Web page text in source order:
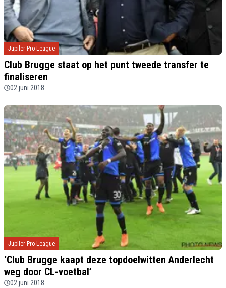
Jupiler Pro League
Club Brugge staat op het punt tweede transfer te
finaliseren
02 juni 2018
Jupiler Pro League
‘Club Brugge kaapt deze topdoelwitten Anderlecht
weg door CL-voetbal’
02 juni 2018